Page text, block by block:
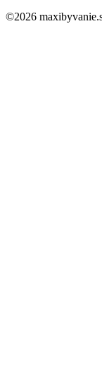
©2026